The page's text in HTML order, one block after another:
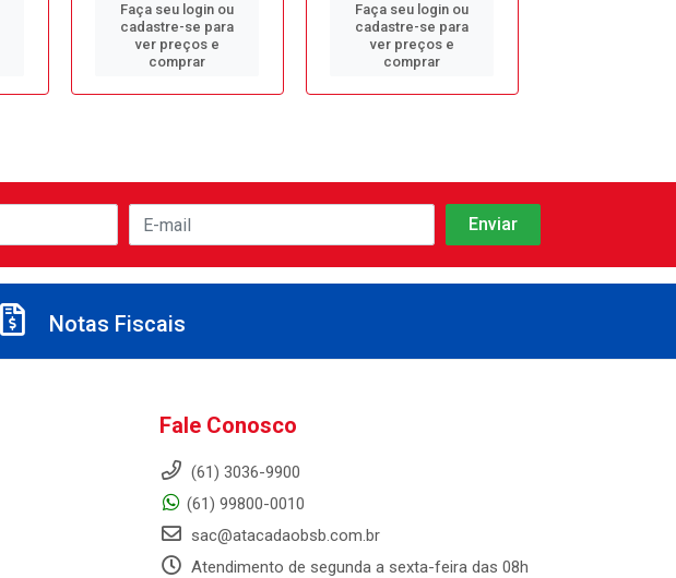
Faça seu login ou
cadastre-se para
ver preços e
comprar
Faça seu login ou
cadastre-se para
ver preços e
comprar
Notas Fiscais
Fale Conosco
(61) 3036-9900
(61) 99800-0010
sac@atacadaobsb.com.br
Atendimento de segunda a sexta-feira das 08h